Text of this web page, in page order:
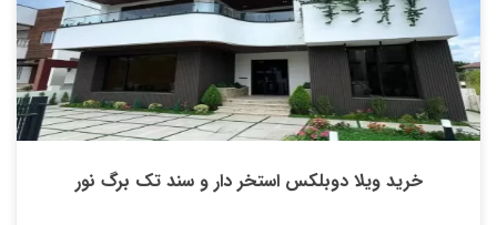
خرید ویلا دوبلکس استخر دار و سند تک برگ نور